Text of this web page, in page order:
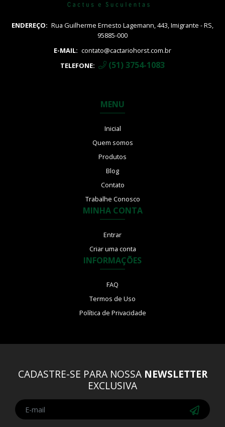
ENDEREÇO: Rua Guilherme Ernesto Lagemann, 443, Imigrante - RS,
95885-000
E-MAIL: contato@cactariohorst.com.br
TELEFONE:
(51) 3754-1083
MENU
Inicial
Quem somos
Produtos
Blog
Contato
Trabalhe Conosco
MINHA CONTA
Entrar
Criar uma conta
INFORMAÇÕES
FAQ
Termos de Uso
Política de Privacidade
CADASTRE-SE PARA NOSSA NEWSLETTER
EXCLUSIVA